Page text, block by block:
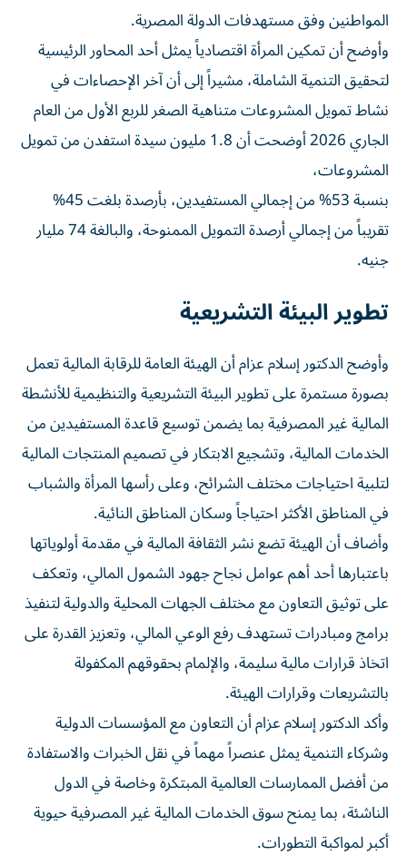
المواطنين وفق مستهدفات الدولة المصرية.
وأوضح أن تمكين المرأة اقتصادياً يمثل أحد المحاور الرئيسية
لتحقيق التنمية الشاملة، مشيراً إلى أن آخر الإحصاءات في
نشاط تمويل المشروعات متناهية الصغر للربع الأول من العام
الجاري 2026 أوضحت أن 1.8 مليون سيدة استفدن من تمويل
المشروعات،
بنسبة 53% من إجمالي المستفيدين، بأرصدة بلغت 45%
تقريباً من إجمالي أرصدة التمويل الممنوحة، والبالغة 74 مليار
جنيه.
تطوير البيئة التشريعية
وأوضح الدكتور إسلام عزام أن الهيئة العامة للرقابة المالية تعمل
بصورة مستمرة على تطوير البيئة التشريعية والتنظيمية للأنشطة
المالية غير المصرفية بما يضمن توسيع قاعدة المستفيدين من
الخدمات المالية، وتشجيع الابتكار في تصميم المنتجات المالية
لتلبية احتياجات مختلف الشرائح، وعلى رأسها المرأة والشباب
في المناطق الأكثر احتياجاً وسكان المناطق النائية.
وأضاف أن الهيئة تضع نشر الثقافة المالية في مقدمة أولوياتها
باعتبارها أحد أهم عوامل نجاح جهود الشمول المالي، وتعكف
على توثيق التعاون مع مختلف الجهات المحلية والدولية لتنفيذ
برامج ومبادرات تستهدف رفع الوعي المالي، وتعزيز القدرة على
اتخاذ قرارات مالية سليمة، والإلمام بحقوقهم المكفولة
بالتشريعات وقرارات الهيئة.
وأكد الدكتور إسلام عزام أن التعاون مع المؤسسات الدولية
وشركاء التنمية يمثل عنصراً مهماً في نقل الخبرات والاستفادة
من أفضل الممارسات العالمية المبتكرة وخاصة في الدول
الناشئة، بما يمنح سوق الخدمات المالية غير المصرفية حيوية
أكبر لمواكبة التطورات.